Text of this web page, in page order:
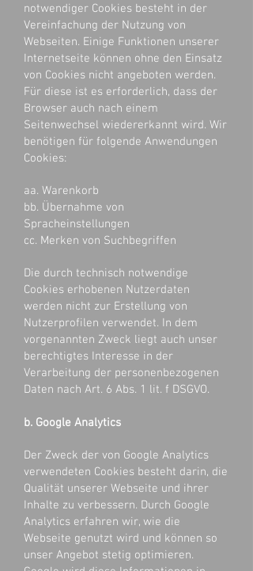
notwendiger Cookies besteht in der
Vereinfachung der Nutzung von
Webseiten. Einige Funktionen unserer
Internetseite können ohne den Einsatz
von Cookies nicht angeboten werden.
Für diese ist es erforderlich, dass der
Browser auch nach einem
Seitenwechsel wiedererkannt wird. Wir
benötigen für folgende Anwendungen
Cookies:
aa. Warenkorb
bb. Übernahme von
Spracheinstellungen
cc. Merken von Suchbegriffen
Die durch technisch notwendige
Cookies erhobenen Nutzerdaten
werden nicht zur Erstellung von
Nutzerprofilen verwendet. In dem
vorgenannten Zweck liegt auch unser
berechtigtes Interesse in der
Verarbeitung der personenbezogenen
Daten nach Art. 6 Abs. 1 lit. f DSGVO.
b. Google Analytics
Der Zweck der von Google Analytics
verwendeten Cookies besteht darin, die
Qualität unserer Webseite und ihrer
Inhalte zu verbessern. Durch Google
Analytics erfahren wir, wie die
Webseite genutzt wird und können so
unser Angebot stetig optimieren.